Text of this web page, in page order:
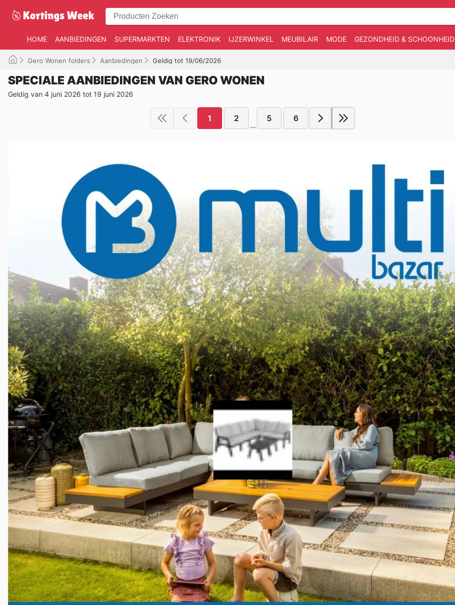
HOME AANBIEDINGEN SUPERMARKTEN ELEKTRONIK IJZERWINKEL MEUBILAIR MODE GEZONDHEID & SCHOONHEID
Gero Wonen folders Aanbiedingen Geldig tot 19/06/2026
SPECIALE AANBIEDINGEN VAN GERO WONEN
Geldig van 4 juni 2026 tot 19 juni 2026
1 2
...
5 6